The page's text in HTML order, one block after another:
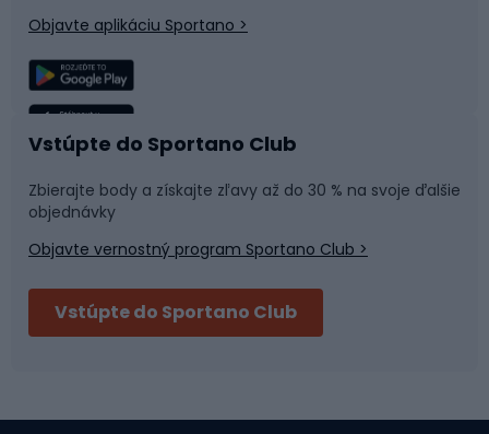
Rybolov
Športová medicína
Bushcraft
Bikepacking
Plávanie
Tímové športy
Fitness a posilňovňa
Cyklistické prilby
Objavte aplikáciu Sportano >
Vstúpte do Sportano Club
Zbierajte body a získajte zľavy až do 30 % na svoje ďalšie
objednávky
Objavte vernostný program Sportano Club >
Vstúpte do Sportano Club